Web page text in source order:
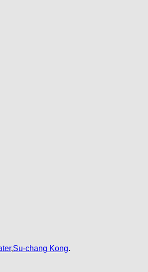
,Su-chang Kong.